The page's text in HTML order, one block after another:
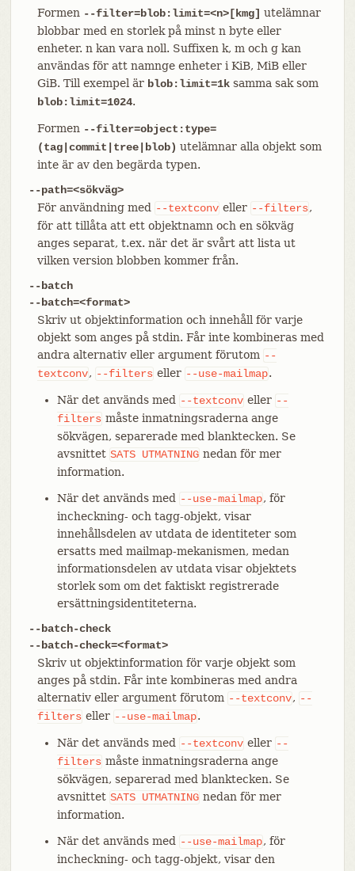
Formen --filter=blob:limit=<n>[kmg] utelämnar
blobbar med en storlek på minst n byte eller
enheter. n kan vara noll. Suffixen k, m och g kan
användas för att namnge enheter i KiB, MiB eller
GiB. Till exempel är blob:limit=1ksamma sak som
blob:limit=1024.
Formen --filter=object:type=
(tag|commit|tree|blob) utelämnar alla objekt som
inte är av den begärda typen.
--path=<sökväg>
För användning med
--textconv eller --filters,
för att tillåta att ett objektnamn och en sökväg
anges separat, t.ex. när det är svårt att lista ut
vilken version blobben kommer från.
--batch
--batch=<format>
Skriv ut objektinformation och innehåll för varje
objekt som anges på stdin. Får inte kombineras med
andra alternativ eller argument förutom --
textconv, --filters eller --use-mailmap.
När det används med --textconv eller --
filters måste inmatningsraderna ange
sökvägen, separerade med blanktecken. Se
avsnittet SATS UTMATNING nedan för mer
information.
När det används med --use-mailmap, för
incheckning- och tagg-objekt, visar
innehållsdelen av utdata de identiteter som
ersatts med mailmap-mekanismen, medan
informationsdelen av utdata visar objektets
storlek som om det faktiskt registrerade
ersättningsidentiteterna.
--batch-check
--batch-check=<format>
Skriv ut objektinformation för varje objekt som
anges på stdin. Får inte kombineras med andra
alternativ eller argument förutom --textconv, --
filters eller --use-mailmap.
När det används med --textconv eller --
filters måste inmatningsraderna ange
sökvägen, separerad med blanktecken. Se
avsnittet SATS UTMATNING nedan för mer
information.
När det används med --use-mailmap, för
incheckning- och tagg-objekt, visar den